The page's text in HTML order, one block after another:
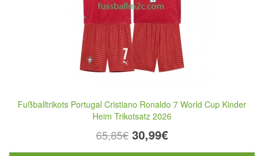
Fußballtrikots Portugal Cristiano Ronaldo 7 World Cup Kinder
Heim Trikotsatz 2026
65,85€ 30,99€